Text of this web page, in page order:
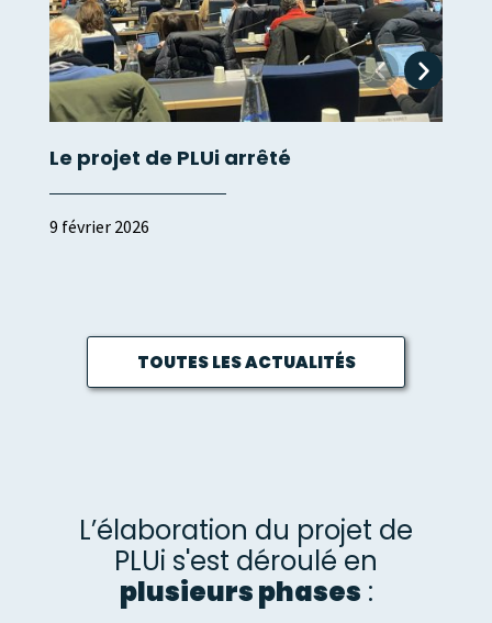
Le projet de PLUi arrêté
9 février 2026
TOUTES LES ACTUALITÉS
L’élaboration du projet de
PLUi s'est déroulé en
plusieurs phases :